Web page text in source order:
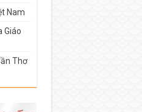
Nam
Giáo
Thơ